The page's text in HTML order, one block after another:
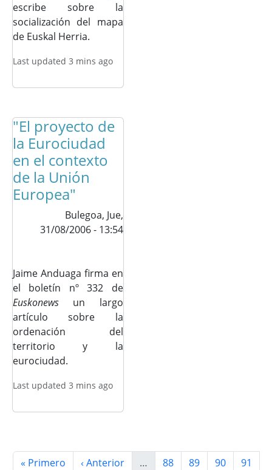
escribe sobre la
socialización del mapa
de Euskal Herria.
Last updated 3 mins ago
"El proyecto de
la Eurociudad
en el contexto
de la Unión
Europea"
Bulegoa, Jue,
31/08/2006 - 13:54
Jaime Anduaga firma en
el boletín nº 332 de
Euskonews un largo
artículo sobre la
ordenación del
territorio y la
eurociudad.
Last updated 3 mins ago
Paginación
Primera página
« Primero Página anterior
‹ Anterior … Página
88 Página
89 Página
90 Página
91